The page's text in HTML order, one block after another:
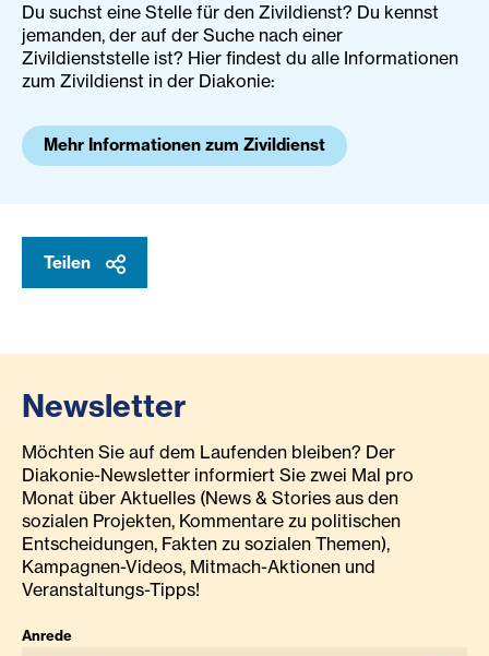
Du suchst eine Stelle für den Zivildienst? Du kennst
jemanden, der auf der Suche nach einer
Zivildienststelle ist? Hier findest du alle Informationen
zum Zivildienst in der Diakonie:
Mehr Informationen zum Zivildienst
Teilen
Newsletter
Möchten Sie auf dem Laufenden bleiben? Der
Diakonie-Newsletter informiert Sie zwei Mal pro
Monat über Aktuelles (News & Stories aus den
sozialen Projekten, Kommentare zu politischen
Entscheidungen, Fakten zu sozialen Themen),
Kampagnen-Videos, Mitmach-Aktionen und
Veranstaltungs-Tipps!
Anrede